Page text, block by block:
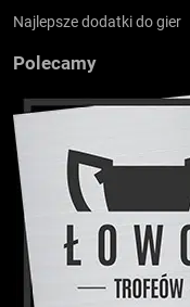
Najlepsze dodatki do gier
Polecamy